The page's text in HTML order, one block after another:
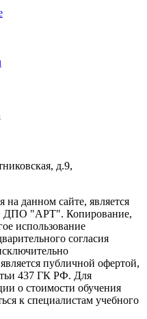
д.9,
данном сайте, является
ДПО "АРТ". Копирование,
использование
согласия
публичной офертой,
437 ГК РФ. Для
о стоимости обучения
к специалистам учебного